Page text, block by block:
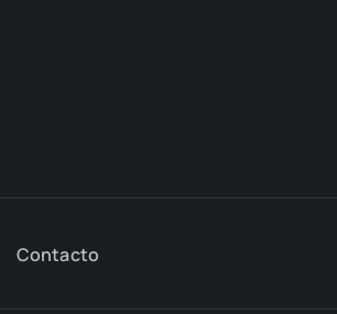
Con­tac­to